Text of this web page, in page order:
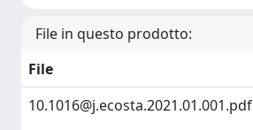
File in questo prodotto:
File
10.1016@j.ecosta.2021.01.001.pdf